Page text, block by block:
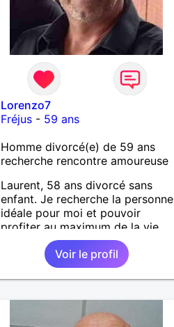
Lorenzo7
Fréjus- 59 ans
Homme divorcé(e) de 59 ans
recherche rencontre amoureuse
Laurent, 58 ans divorcé sans
enfant. Je recherche la personne
idéale pour moi et pouvoir
profiter au maximum de la vie
de couple
Voir le profil